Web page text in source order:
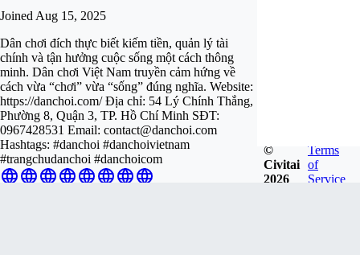
Joined Aug 15, 2025
Dân chơi đích thực biết kiếm tiền, quản lý tài
chính và tận hưởng cuộc sống một cách thông
minh. Dân chơi Việt Nam truyền cảm hứng về
cách vừa “chơi” vừa “sống” đúng nghĩa. Website:
https://danchoi.com/ Địa chỉ: 54 Lý Chính Thắng,
Phường 8, Quận 3, TP. Hồ Chí Minh SĐT:
0967428531 Email: contact@danchoi.com
Hashtags: #danchoi #danchoivietnam
#trangchudanchoi #danchoicom
©
Civitai
2026
Terms
of
Service